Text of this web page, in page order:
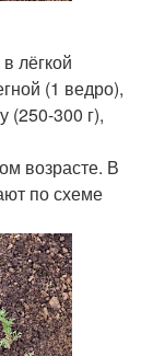
лёгкой
(1 ведро),
(250-300 г),
возрасте. В
по схеме